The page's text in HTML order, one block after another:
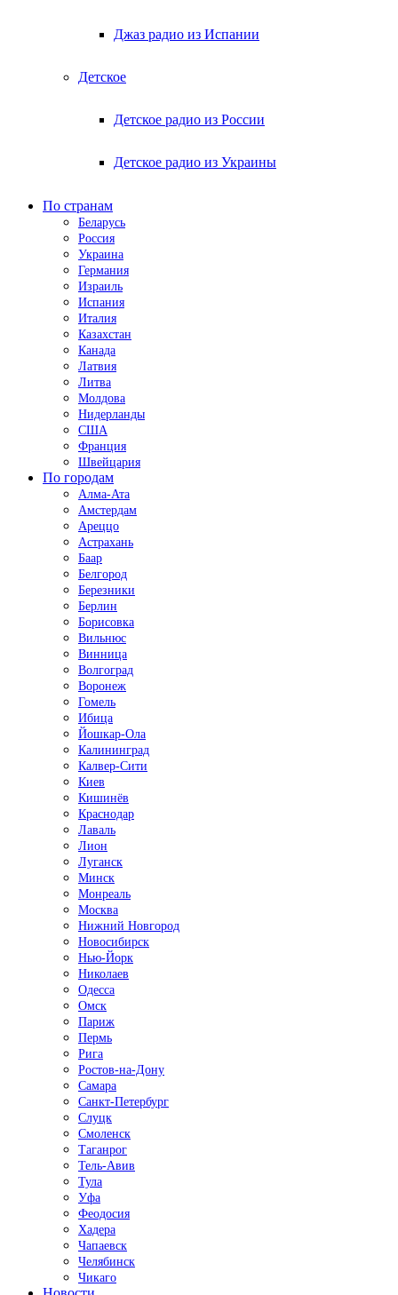
Джаз радио из Испании
Детское
Детское радио из России
Детское радио из Украины
По странам
Беларусь
Россия
Украина
Германия
Израиль
Испания
Италия
Казахстан
Канада
Латвия
Литва
Молдова
Нидерланды
США
Франция
Швейцария
По городам
Алма-Ата
Амстердам
Ареццо
Астрахань
Баар
Белгород
Березники
Берлин
Борисовка
Вильнюс
Винница
Волгоград
Воронеж
Гомель
Ибица
Йошкар-Ола
Калининград
Калвер-Сити
Киев
Кишинёв
Краснодар
Лаваль
Лион
Луганск
Минск
Монреаль
Москва
Нижний Новгород
Новосибирск
Нью-Йорк
Николаев
Одесса
Омск
Париж
Пермь
Рига
Ростов-на-Дону
Самара
Санкт-Петербург
Слуцк
Смоленск
Таганрог
Тель-Авив
Тула
Уфа
Феодосия
Хадера
Чапаевск
Челябинск
Чикаго